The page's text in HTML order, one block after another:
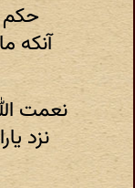
حکم
آنکه
نعمت
نزد